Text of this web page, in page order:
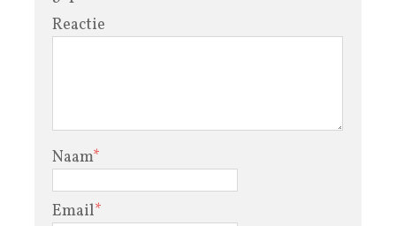
Reactie
Naam*
Email*